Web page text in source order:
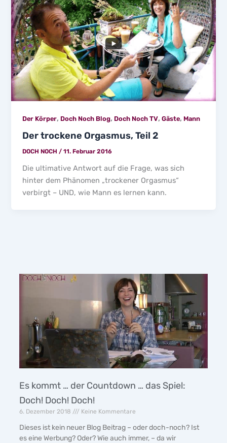
Der Körper, Doch Noch Blog, Doch Noch TV,Gäste, Mann
Der trockene Orgasmus, Teil 2
DOCH NOCH/11. Februar 2016
Die ultimative Antwort auf die Frage, was sich
hinter dem Phänomen „trockener Orgasmus“
verbirgt – UND, wie Mann es lernen kann.
Es kommt … der Countdown … das Spiel:
Doch! Doch! Doch!
6. Dezember 2018 Keine Kommentare
Dieses ist kein neuer Blog Beitrag – oder doch-noch? Ist
es eine Werbung? Oder? Wie auch immer, – da wir